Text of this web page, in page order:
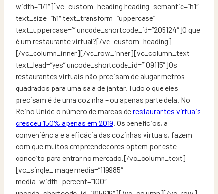
width=”1/1″][vc_custom_heading heading_semantic=”h1″
text_size=”h1″ text_transform=”uppercase”
text_uppercase=”” uncode_shortcode_id=”205124″]O que
é um restaurante virtual?[/vc_custom_heading]
[/vc_column_inner][/vc_row_inner][vc_column_text
text_lead=”yes” uncode_shortcode_id=”109115″]Os
restaurantes virtuais não precisam de alugar metros
quadrados para uma sala de jantar. Tudo o que eles
precisam é de uma cozinha – ou apenas parte dela. No
Reino Unido o número de marcas derestaurantes virtuais
cresceu 150% apenas em 2019. Os benefícios, a
conveniência e a eficácia das cozinhas virtuais, fazem
com que muitos empreendedores optem por este
conceito para entrar no mercado.[/vc_column_text]
[vc_single_image media=”119985″
media_width_percent=”100″